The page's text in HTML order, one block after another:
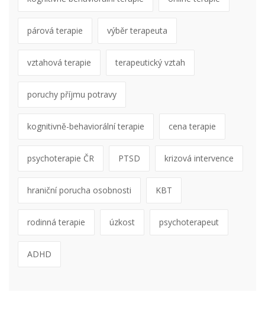
párová terapie výběr terapeuta
vztahová terapie terapeutický vztah
poruchy příjmu potravy
kognitivně-behaviorální terapie cena terapie
psychoterapie ČR PTSD krizová intervence
hraniční porucha osobnosti KBT
rodinná terapie úzkost psychoterapeut
ADHD